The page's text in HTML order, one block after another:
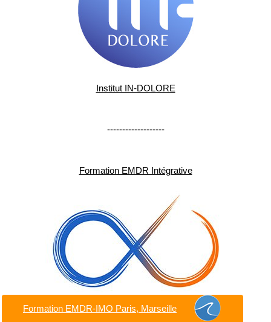
Institut IN-DOLORE
-------------------
Formation EMDR Intégrative
Formation EMDR-IMO Paris, Marseille